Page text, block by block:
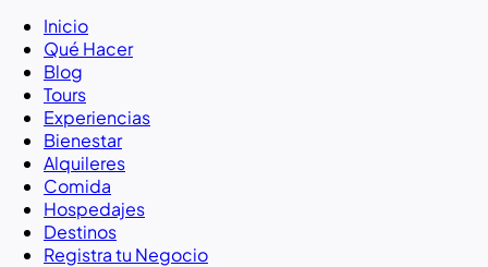
Inicio
Qué Hacer
Blog
Tours
Experiencias
Bienestar
Alquileres
Comida
Hospedajes
Destinos
Registra tu Negocio